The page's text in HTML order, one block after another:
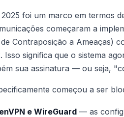
foi um marco em termos
começaram a
Contraposição a Ameaças)
significa que o sistema
sua assinatura — ou seja,
começou a ser
e WireGuard — as